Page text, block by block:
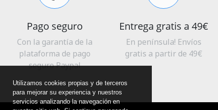
Utilizamos cookies propias y de terceros
para mejorar su experiencia y nuestros
servicios analizando la navegación en
Pago seguro
Con la garantía de la
plataforma de pago
seguro Paypal
Entrega gratis a 49€
En península! Envíos
gratis a partir de 49€